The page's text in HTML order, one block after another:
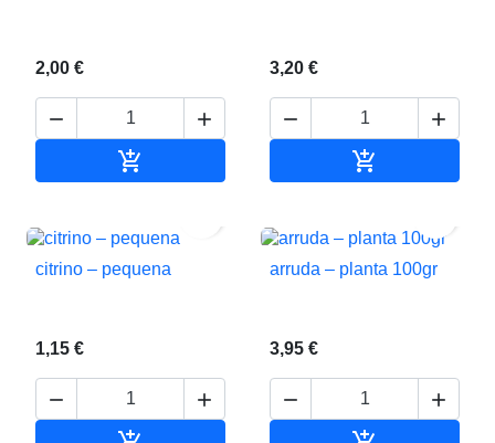
2,00 €
 

3,20 €
 

citrino – pequena
1,15 €
 
arruda – planta 100gr
3,95 €
 